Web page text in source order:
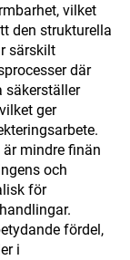
vilket
den strukturella
särskilt
där
säkerställer
ger
mindre finän
och
för
fördel,
i